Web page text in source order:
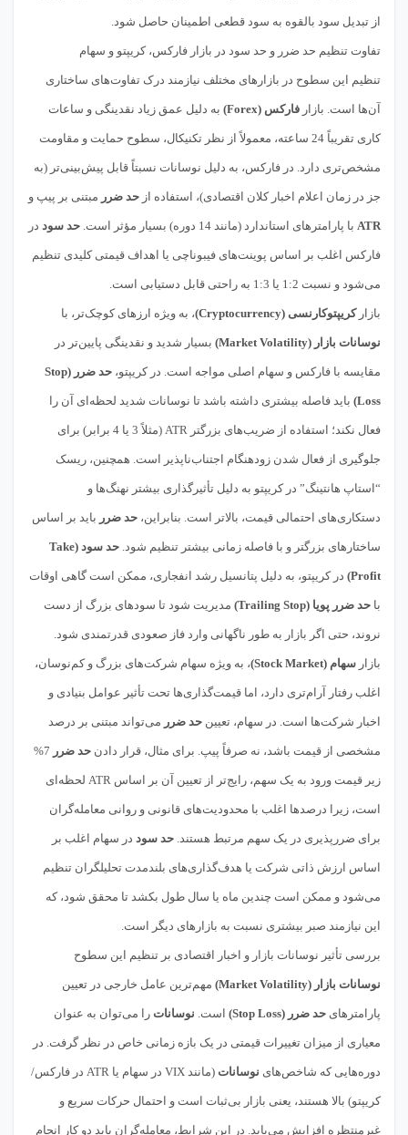
از تبدیل سود بالقوه به سود قطعی اطمینان حاصل شود.
تفاوت تنظیم حد ضرر و حد سود در بازار فارکس، کریپتو و سهام
تنظیم این سطوح در بازارهای مختلف نیازمند درک تفاوت‌های ساختاری
آن‌ها است. بازار فارکس (Forex) به دلیل عمق زیاد نقدینگی و ساعات
کاری تقریباً 24 ساعته، معمولاً از نظر تکنیکال، سطوح حمایت و مقاومت
مشخص‌تری دارد. در فارکس، به دلیل نوسانات نسبتاً قابل پیش‌بینی‌تر (به
جز در زمان اعلام اخبار کلان اقتصادی)، استفاده از حد ضرر مبتنی بر پیپ و
ATR با پارامترهای استاندارد (مانند 14 دوره) بسیار مؤثر است. حد سود در
فارکس اغلب بر اساس پوینت‌های فیبوناچی یا اهداف قیمتی کلیدی تنظیم
می‌شود و نسبت 1:2 یا 1:3 به راحتی قابل دستیابی است.
بازارکریپتوکارنسی (Cryptocurrency) ، به ویژه ارزهای کوچک‌تر، با
نوسانات بازار (Market Volatility) بسیار شدید و نقدینگی پایین‌تر در
مقایسه با فارکس و سهام اصلی مواجه است. در کریپتو، حد ضرر (Stop
Loss) باید فاصله بیشتری داشته باشد تا نوسانات شدید لحظه‌ای آن را
فعال نکند؛ استفاده از ضریب‌های بزرگتر ATR (مثلاً 3 یا 4 برابر) برای
جلوگیری از فعال شدن زودهنگام اجتناب‌ناپذیر است. همچنین، ریسک
“استاپ هانتینگ” در کریپتو به دلیل تأثیرگذاری بیشتر نهنگ‌ها و
دستکاری‌های احتمالی قیمت، بالاتر است. بنابراین، حد ضرر باید بر اساس
ساختارهای بزرگتر و با فاصله زمانی بیشتر تنظیم شود. حد سود (Take
Profit) در کریپتو، به دلیل پتانسیل رشد انفجاری، ممکن است گاهی اوقات
با حد ضرر پویا (Trailing Stop) مدیریت شود تا سودهای بزرگ از دست
نروند، حتی اگر بازار به طور ناگهانی وارد فاز صعودی قدرتمندی شود.
بازار سهام (Stock Market) ، به ویژه سهام شرکت‌های بزرگ و کم‌نوسان،
اغلب رفتار آرام‌تری دارد، اما قیمت‌گذاری‌ها تحت تأثیر عوامل بنیادی و
اخبار شرکت‌ها است. در سهام، تعیین حد ضرر می‌تواند مبتنی بر درصد
مشخصی از قیمت باشد، نه صرفاً پیپ. برای مثال، قرار دادن حد ضرر 7%
زیر قیمت ورود به یک سهم، رایج‌تر از تعیین آن بر اساس ATR لحظه‌ای
است، زیرا درصدها اغلب با محدودیت‌های قانونی و روانی معامله‌گران
برای ضررپذیری در یک سهم مرتبط هستند. حد سود در سهام اغلب بر
اساس ارزش ذاتی شرکت یا هدف‌گذاری‌های بلندمدت تحلیلگران تنظیم
می‌شود و ممکن است چندین ماه یا سال طول بکشد تا محقق شود، که
این نیازمند صبر بیشتری نسبت به بازارهای دیگر است.
بررسی تأثیر نوسانات بازار و اخبار اقتصادی بر تنظیم این سطوح
نوسانات بازار (Market Volatility) مهم‌ترین عامل خارجی در تعیین
پارامترهای حد ضرر (Stop Loss) است. نوسانات را می‌توان به عنوان
معیاری از میزان تغییرات قیمتی در یک بازه زمانی خاص در نظر گرفت. در
دوره‌هایی که شاخص‌های نوسانات (مانند VIX در سهام یا ATR در فارکس/
کریپتو) بالا هستند، یعنی بازار بی‌ثبات است و احتمال حرکات سریع و
غیرمنتظره افزایش می‌یابد. در این شرایط، معامله‌گران باید دو کار انجام